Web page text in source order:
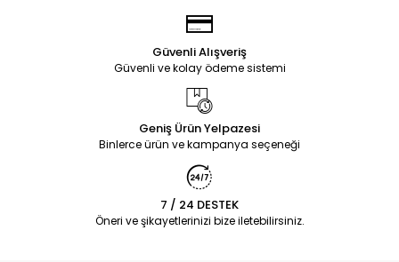
Güvenli Alışveriş
Güvenli ve kolay ödeme sistemi
Geniş Ürün Yelpazesi
Binlerce ürün ve kampanya seçeneği
7 / 24 DESTEK
Öneri ve şikayetlerinizi bize iletebilirsiniz.